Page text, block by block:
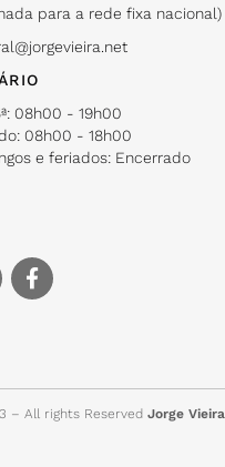
para a rede fixa nacional)
08h00 - 19h00
08h00 - 18h00
e feriados: Encerrado
– All rights Reserved Jorge Vieira